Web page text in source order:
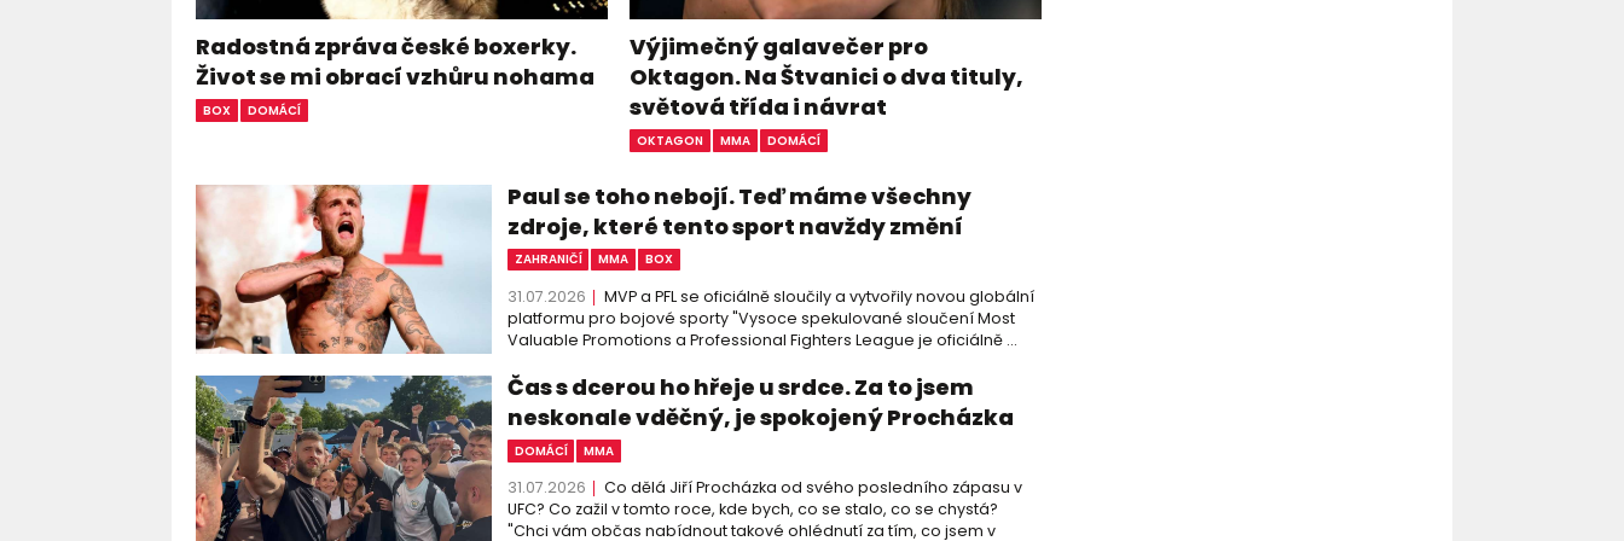
Radostná zpráva české boxerky.
Život se mi obrací vzhůru nohama
BOX DOMÁCÍ
Výjimečný galavečer pro
Oktagon. Na Štvanici o dva tituly,
světová třída i návrat
OKTAGON MMA DOMÁCÍ
Paul se toho nebojí. Teď máme všechny
zdroje, které tento sport navždy změní
ZAHRANIČÍ MMA BOX
31.07.2026
MVP a PFL se oficiálně sloučily a vytvořily novou globální
platformu pro bojové sporty "Vysoce spekulované sloučení Most
Valuable Promotions a Professional Fighters League je oficiálně ...
Čas s dcerou ho hřeje u srdce. Za to jsem
neskonale vděčný, je spokojený Procházka
DOMÁCÍ MMA
31.07.2026
Co dělá Jiří Procházka od svého posledního zápasu v
UFC? Co zažil v tomto roce, kde bych, co se stalo, co se chystá?
"Chci vám občas nabídnout takové ohlédnutí za tím, co jsem v